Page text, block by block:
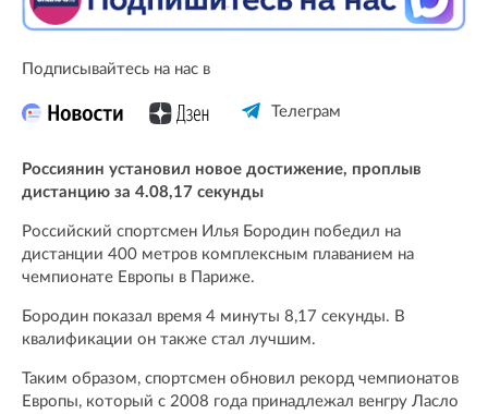
Подписывайтесь на нас в
Телеграм
Россиянин установил новое достижение, проплыв
дистанцию за 4.08,17 секунды
Российский спортсмен Илья Бородин победил на
дистанции 400 метров комплексным плаванием на
чемпионате Европы в Париже.
Бородин показал время 4 минуты 8,17 секунды. В
квалификации он также стал лучшим.
Таким образом, спортсмен обновил рекорд чемпионатов
Европы, который с 2008 года принадлежал венгру Ласло